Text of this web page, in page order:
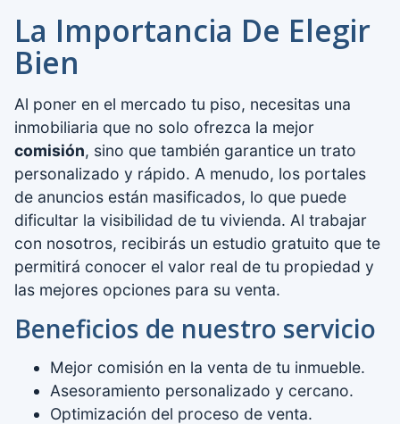
La Importancia De Elegir
Bien
Al poner en el mercado tu piso, necesitas una
inmobiliaria que no solo ofrezca la mejor
comisión, sino que también garantice un trato
personalizado y rápido. A menudo, los portales
de anuncios están masificados, lo que puede
dificultar la visibilidad de tu vivienda. Al trabajar
con nosotros, recibirás un estudio gratuito que te
permitirá conocer el valor real de tu propiedad y
las mejores opciones para su venta.
Beneficios de nuestro servicio
Mejor comisión en la venta de tu inmueble.
Asesoramiento personalizado y cercano.
Optimización del proceso de venta.